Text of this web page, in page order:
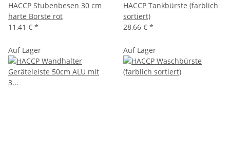
HACCP Stubenbesen 30 cm
harte Borste rot
11,41 € *
HACCP Tankbürste (farblich
sortiert)
28,66 € *
Auf Lager Auf Lager